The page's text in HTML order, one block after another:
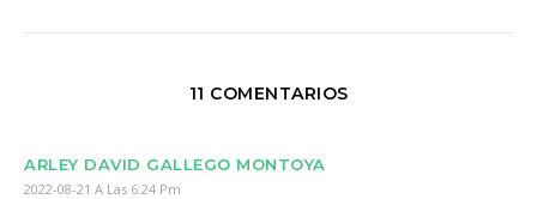
11 COMENTARIOS
ARLEY DAVID GALLEGO MONTOYA
2022-08-21 A Las 6:24 Pm